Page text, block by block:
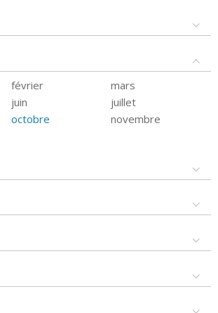
février
mars
juin
juillet
octobre
novembre